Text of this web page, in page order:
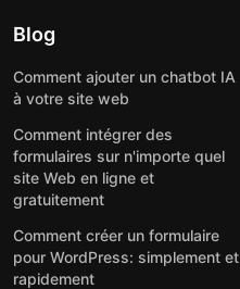
Blog
Comment ajouter un chatbot IA
à votre site web
Comment intégrer des
formulaires sur n'importe quel
site Web en ligne et
gratuitement
Comment créer un formulaire
pour WordPress: simplement et
rapidement